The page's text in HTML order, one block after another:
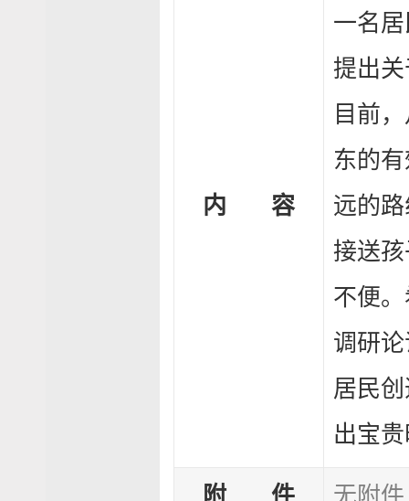
内 容
一名
提出
目前
东的
远的
接送
不便
调研
居民
出宝